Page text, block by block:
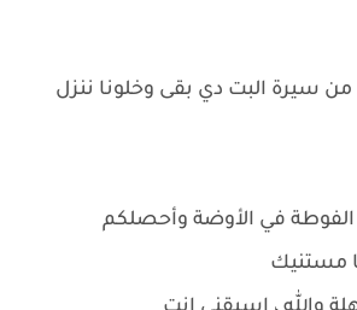
سيرة البت دي بقى وخلونا ننزل
في الأوضة وأحصلكم
مستنيك